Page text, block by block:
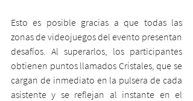
Esto es posible gracias a que todas las
zonas de videojuegos del evento presentan
desafíos. Al superarlos, los participantes
obtienen puntos llamados Cristales, que se
cargan de inmediato en la pulsera de cada
asistente y se reflejan al instante en el